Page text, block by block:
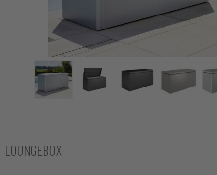
LOUNGEBOX